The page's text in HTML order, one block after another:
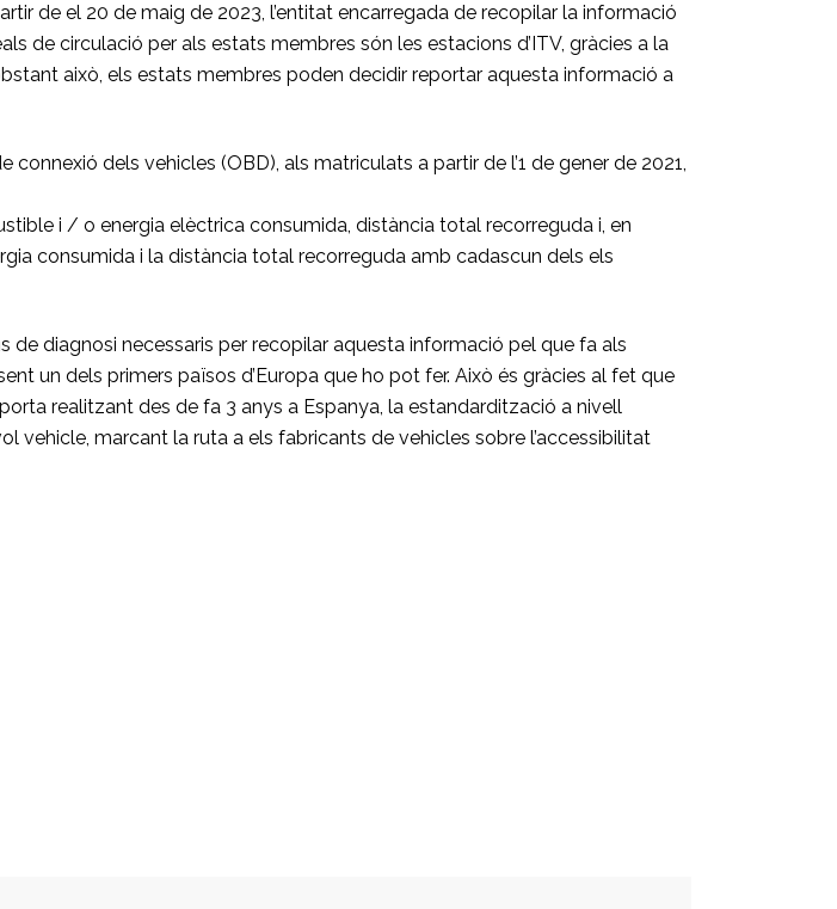
de el 20 de maig de 2023, l’entitat encarregada de recopilar la informació
de circulació per als estats membres són les estacions d’ITV, gràcies a la
això, els estats membres poden decidir reportar aquesta informació a
dels vehicles (OBD), als matriculats a partir de l’1 de gener de 2021,
i / o energia elèctrica consumida, distància total recorreguda i, en
consumida i la distància total recorreguda amb cadascun dels els
de diagnosi necessaris per recopilar aquesta informació pel que fa als
un dels primers països d’Europa que ho pot fer. Això és gràcies al fet que
realitzant des de fa 3 anys a Espanya, la estandardització a nivell
marcant la ruta a els fabricants de vehicles sobre l’accessibilitat